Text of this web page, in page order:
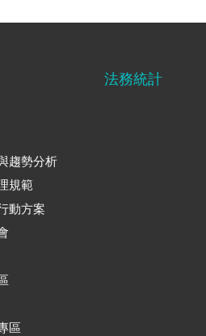
趨勢分析
規範
動方案
區
法務統計